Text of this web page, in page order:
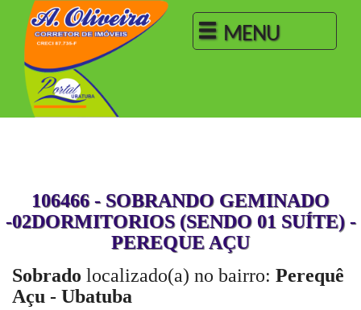
MENU
106466 - SOBRANDO GEMINADO
-02DORMITORIOS (SENDO 01 SUÍTE) -
PEREQUE AÇU
Sobrado localizado(a) no bairro: Perequê
Açu - Ubatuba